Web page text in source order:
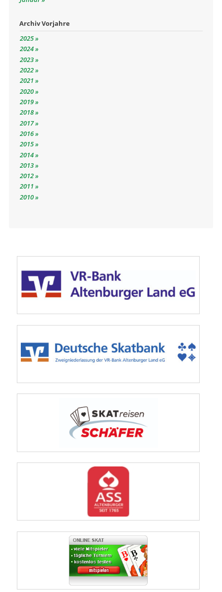
Archiv Vorjahre
2025
2024
2023
2022
2021
2020
2019
2018
2017
2016
2015
2014
2013
2012
2011
2010